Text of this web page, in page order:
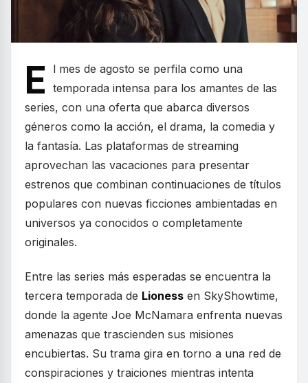
E
l mes de agosto se perfila como una
temporada intensa para los amantes de las
series, con una oferta que abarca diversos
géneros como la acción, el drama, la comedia y
la fantasía. Las plataformas de streaming
aprovechan las vacaciones para presentar
estrenos que combinan continuaciones de títulos
populares con nuevas ficciones ambientadas en
universos ya conocidos o completamente
originales.
Entre las series más esperadas se encuentra la
tercera temporada de Lioness en SkyShowtime,
donde la agente Joe McNamara enfrenta nuevas
amenazas que trascienden sus misiones
encubiertas. Su trama gira en torno a una red de
conspiraciones y traiciones mientras intenta